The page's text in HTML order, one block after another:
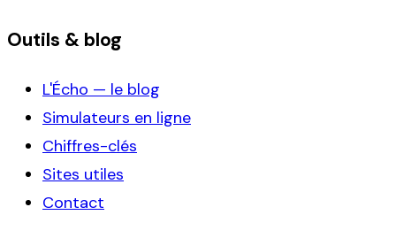
Outils & blog
L'Écho — le blog
Simulateurs en ligne
Chiffres-clés
Sites utiles
Contact